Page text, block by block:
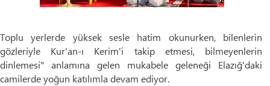
Toplu yerlerde yüksek sesle hatim okunurken, bilenlerin
gözleriyle Kur'an-ı Kerim'i takip etmesi, bilmeyenlerin
dinlemesi" anlamına gelen mukabele geleneği Elazığ'daki
camilerde yoğun katılımla devam ediyor.